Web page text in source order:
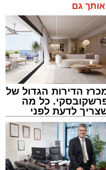
אותך גם
הדירות הגדול של
כל מה
לדעת לפני
הצעה לדירה